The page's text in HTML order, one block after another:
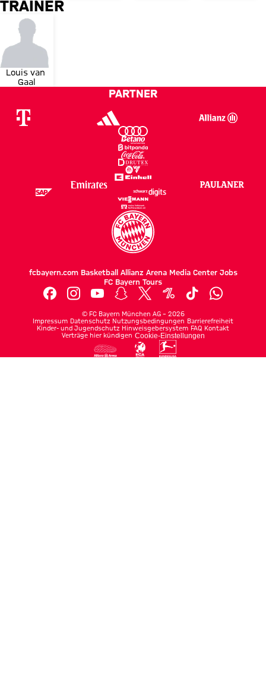
TRAINER
Louis van
Gaal
PARTNER
fcbayern.com Basketball Allianz Arena Media Center Jobs
FC Bayern Tours
© FC Bayern München AG – 2026
Impressum Datenschutz Nutzungsbedingungen Barrierefreiheit
Kinder- und Jugendschutz Hinweisgebersystem FAQ Kontakt
Verträge hier kündigen Cookie-Einstellungen